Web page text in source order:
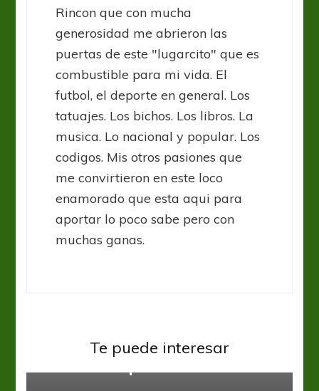
Rincon que con mucha
generosidad me abrieron las
puertas de este "lugarcito" que es
combustible para mi vida. El
futbol, el deporte en general. Los
tatuajes. Los bichos. Los libros. La
musica. Lo nacional y popular. Los
codigos. Mis otros pasiones que
me convirtieron en este loco
enamorado que esta aqui para
aportar lo poco sabe pero con
muchas ganas.
Te puede interesar
Sin categoría